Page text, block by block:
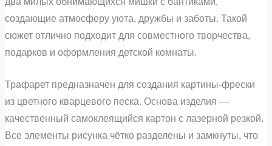
создающие атмосферу уюта, дружбы и заботы. Такой
сюжет отлично подходит для совместного творчества,
подарков и оформления детской комнаты.
Трафарет предназначен для создания картины‑фрески
из цветного кварцевого песка. Основа изделия —
качественный самоклеящийся картон с лазерной резкой.
Все элементы рисунка чётко разделены и замкнуты, что